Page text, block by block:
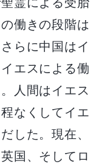
働きの段階は
らに中国はイ
エスによる働
人間はイエス
なくしてイエ
した。現在、
国、そしてロ